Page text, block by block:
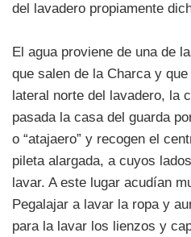
del lavadero propiamente
El agua proviene de una de
que salen de la Charca y
lateral norte del lavadero, la
pasada la casa del guarda
o “atajaero” y recogen el
pileta alargada, a cuyos
lavar. A este lugar acudían
Pegalajar a lavar la ropa y
para la lavar los lienzos y